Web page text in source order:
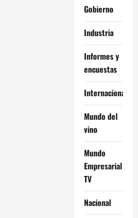
Gobierno
Industria
Informes y
encuestas
Internacional
Mundo del
vino
Mundo
Empresarial
TV
Nacional